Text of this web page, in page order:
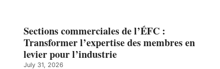
Sections commerciales de l’ÉFC :
Transformer l’expertise des membres en
levier pour l’industrie
July 31, 2026